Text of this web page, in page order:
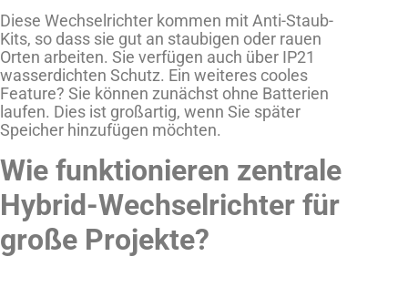
Diese Wechselrichter kommen mit Anti-Staub-
Kits, so dass sie gut an staubigen oder rauen
Orten arbeiten. Sie verfügen auch über IP21
wasserdichten Schutz. Ein weiteres cooles
Feature? Sie können zunächst ohne Batterien
laufen. Dies ist großartig, wenn Sie später
Speicher hinzufügen möchten.
Wie funktionieren zentrale
Hybrid-Wechselrichter für
große Projekte?